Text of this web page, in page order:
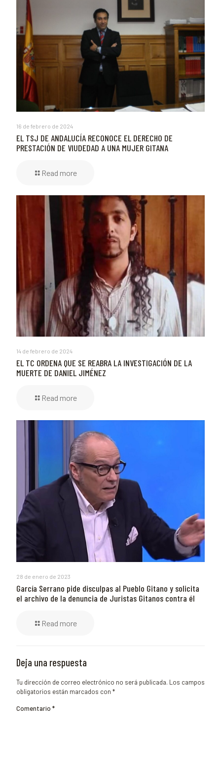
16 de febrero de 2024
EL TSJ DE ANDALUCÍA RECONOCE EL DERECHO DE
PRESTACIÓN DE VIUDEDAD A UNA MUJER GITANA
Read more
14 de febrero de 2024
EL TC ORDENA QUE SE REABRA LA INVESTIGACIÓN DE LA
MUERTE DE DANIEL JIMÉNEZ
Read more
28 de enero de 2023
García Serrano pide disculpas al Pueblo Gitano y solicita
el archivo de la denuncia de Juristas Gitanos contra él
Read more
Deja una respuesta
Tu dirección de correo electrónico no será publicada. Los campos
obligatorios están marcados con *
Comentario *